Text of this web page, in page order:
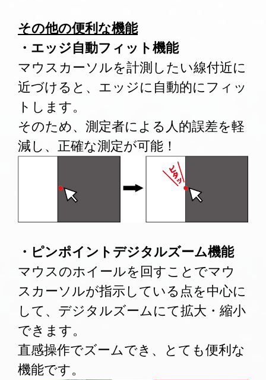
その他の便利な機能
・エッジ自動フィット機能
マウスカーソルを計測したい線付近に
近づけると、エッジに自動的にフィッ
トします。
そのため、測定者による人的誤差を軽
減し、正確な測定が可能！
・ピンポイントデジタルズーム機能
マウスのホイールを回すことでマウ
スカーソルが指示している点を中心に
して、デジタルズームにて拡大・縮小
できます。
直感操作でズームでき、とても便利な
機能です。